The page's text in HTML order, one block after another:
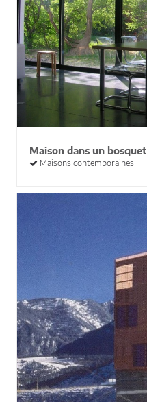
Maison dans un bosquet
Maisons contemporaines